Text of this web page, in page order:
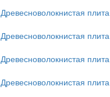
Древесноволокнистая
Древесноволокнистая
Древесноволокнистая
Древесноволокнистая